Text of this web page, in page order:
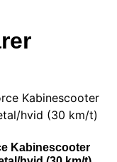
Kabinescooter